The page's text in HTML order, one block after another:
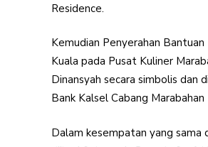
Residence.
Kemudian Penyerahan
Kuala pada Pusat Kuliner
Dinansyah secara simbolis dan
Bank Kalsel Cabang Marabahan
Dalam kesempatan yang sama